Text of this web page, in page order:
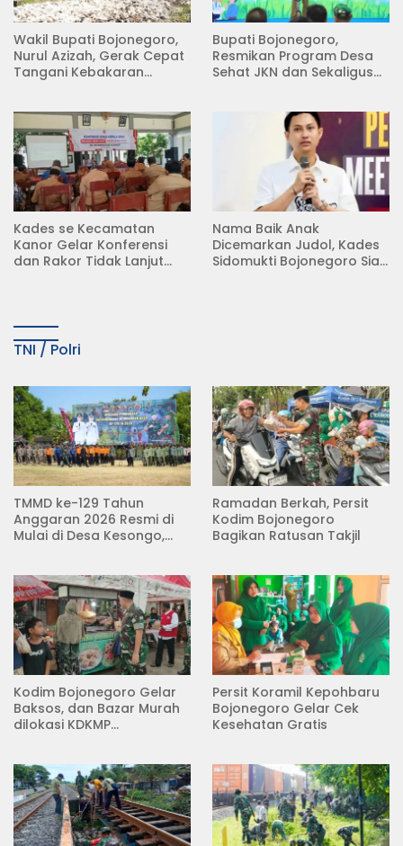
Wakil Bupati Bojonegoro,
Nurul Azizah, Gerak Cepat
Tangani Kebakaran
Bupati Bojonegoro,
Resmikan Program Desa
Sehat JKN dan Sekaligus
Kades se Kecamatan
Kanor Gelar Konferensi
dan Rakor Tidak Lanjut
Nama Baik Anak
Dicemarkan Judol, Kades
Sidomukti Bojonegoro Siap
TNI / Polri
TMMD ke-129 Tahun
Anggaran 2026 Resmi di
Mulai di Desa Kesongo,
Ramadan Berkah, Persit
Kodim Bojonegoro
Bagikan Ratusan Takjil
Kodim Bojonegoro Gelar
Baksos, dan Bazar Murah
dilokasi KDKMP
Persit Koramil Kepohbaru
Bojonegoro Gelar Cek
Kesehatan Gratis